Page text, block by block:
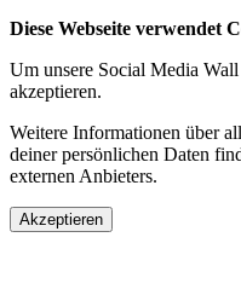
Diese Webseite verwendet
Um unsere Social Media
akzeptieren.
Weitere Informationen über
deiner persönlichen Daten
externen Anbieters.
Akzeptieren